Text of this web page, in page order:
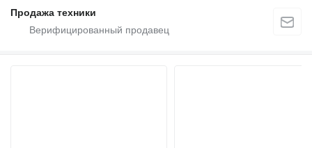
Продажа техники